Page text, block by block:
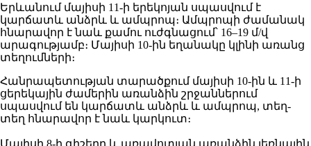
Երևանում մայիսի 11-ի երեկոյան սպասվում է
կարճատև անձրև և ամպրոպ։ Ամպրոպի ժամանակ
հնարավոր է նաև քամու ուժգնացում՝ 16–19 մ/վ
արագությամբ։ Մայիսի 10-ին եղանակը կլինի առանց
տեղումների։
Հանրապետության տարածքում մայիսի 10-ին և 11-ի
ցերեկային ժամերին առանձին շրջաններում
սպասվում են կարճատև անձրև և ամպրոպ, տեղ-
տեղ հնարավոր է նաև կարկուտ։
Մայիսի 8-ի գիշերը և առավոտյան առանձին լեռնային